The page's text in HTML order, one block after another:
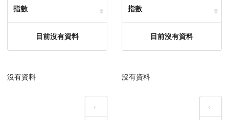
指數
目前沒有資料
沒有資料
‹
指數
目前沒有資料
沒有資料
‹